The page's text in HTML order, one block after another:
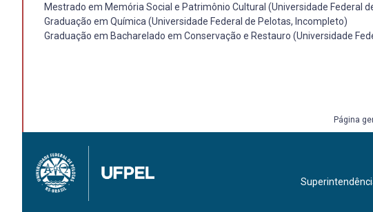
Mestrado em Memória Social e Patrimônio Cultural (Universidade Federal
Graduação em Química (Universidade Federal de Pelotas, Incompleto)
Graduação em Bacharelado em Conservação e Restauro (Universidade
Página